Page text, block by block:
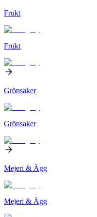
Frukt
Frukt
Grönsaker
Grönsaker
Mejeri & Ägg
Mejeri & Ägg